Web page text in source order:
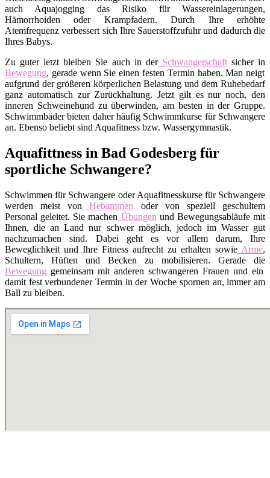
auch Aquajogging das Risiko für Wassereinlagerungen,
Hämorrhoiden oder Krampfadern. Durch Ihre erhöhte
Atemfrequenz verbessert sich Ihre Sauerstoffzufuhr und dadurch die
Ihres Babys.
Zu guter letzt bleiben Sie auch in derSchwangerschaftsicher in
Bewegung, gerade wenn Sie einen festen Termin haben. Man neigt
aufgrund der größeren körperlichen Belastung und dem Ruhebedarf
ganz automatisch zur Zurückhaltung. Jetzt gilt es nur noch, den
inneren Schweinehund zu überwinden, am besten in der Gruppe.
Schwimmbäder bieten daher häufig Schwimmkurse für Schwangere
an. Ebenso beliebt sind Aquafitness bzw. Wassergymnastik.
Aquafittness in Bad Godesberg für
sportliche Schwangere?
Schwimmen für Schwangere oder Aquafitnesskurse für Schwangere
werden meist von Hebammen oder von speziell geschultem
Personal geleitet. Sie machen Übungen und Bewegungsabläufe mit
Ihnen, die an Land nur schwer möglich, jedoch im Wasser gut
nachzumachen sind. Dabei geht es vor allem darum, Ihre
Beweglichkeit und Ihre Fitness aufrecht zu erhalten sowie Arme,
Schultern, Hüften und Becken zu mobilisieren. Gerade die
Bewegung gemeinsam mit anderen schwangeren Frauen und ein
damit fest verbundener Termin in der Woche spornen an, immer am
Ball zu bleiben.